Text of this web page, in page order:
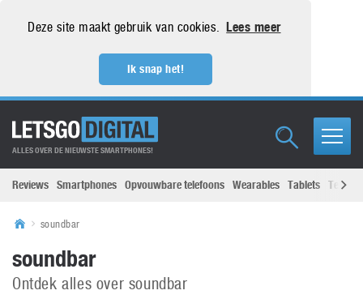
Deze site maakt gebruik van cookies. Lees meer
Ik snap het!
ALLES OVER DE NIEUWSTE SMARTPHONES!
Reviews Smartphones Opvouwbare telefoons Wearables Tablets
soundbar
soundbar
Ontdek alles over soundbar